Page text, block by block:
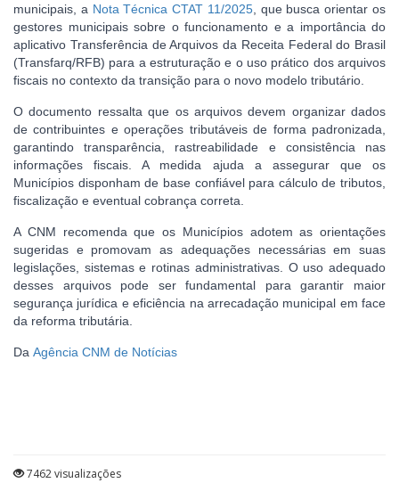
municipais, a Nota Técnica CTAT 11/2025, que busca orientar os
gestores municipais sobre o funcionamento e a importância do
aplicativo Transferência de Arquivos da Receita Federal do Brasil
(Transfarq/RFB) para a estruturação e o uso prático dos arquivos
fiscais no contexto da transição para o novo modelo tributário.
O documento ressalta que os arquivos devem organizar dados
de contribuintes e operações tributáveis de forma padronizada,
garantindo transparência, rastreabilidade e consistência nas
informações fiscais. A medida ajuda a assegurar que os
Municípios disponham de base confiável para cálculo de tributos,
fiscalização e eventual cobrança correta.
A CNM recomenda que os Municípios adotem as orientações
sugeridas e promovam as adequações necessárias em suas
legislações, sistemas e rotinas administrativas. O uso adequado
desses arquivos pode ser fundamental para garantir maior
segurança jurídica e eficiência na arrecadação municipal em face
da reforma tributária.
Da Agência CNM de Notícias
7462 visualizações